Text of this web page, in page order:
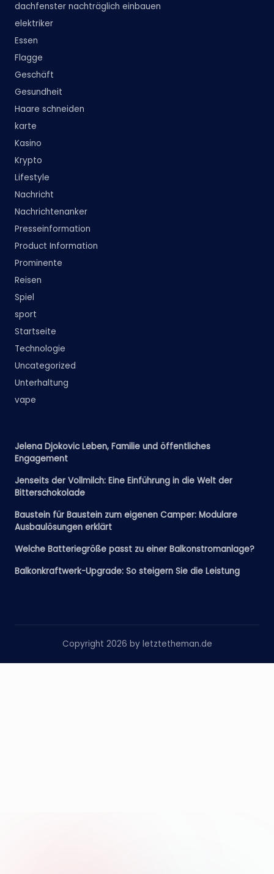
dachfenster nachträglich einbauen
elektriker
Essen
Flagge
Geschäft
Gesundheit
Haare schneiden
karte
Kasino
Krypto
Lifestyle
Nachricht
Nachrichtenanker
Presseinformation
Product Information
Prominente
Reisen
Spiel
sport
Startseite
Technologie
Uncategorized
Unterhaltung
vape
Jelena Djokovic Leben, Familie und öffentliches
Engagement
Jenseits der Vollmilch: Eine Einführung in die Welt der
Bitterschokolade
Baustein für Baustein zum eigenen Camper: Modulare
Ausbaulösungen erklärt
Welche Batteriegröße passt zu einer Balkonstromanlage?
Balkonkraftwerk-Upgrade: So steigern Sie die Leistung
Copyright 2026 by letztetheman.de